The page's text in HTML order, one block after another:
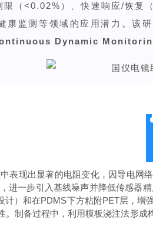
（<0.02%）、快速响应/恢复
康监测等领域的应用潜力。该
Dynamic
表现出显著的电阻变化，因导电网
进一步引入基线噪声并降低传感器
）和在PDMS下方粘附PET层，
。制备过程中，利用模板浇注法形